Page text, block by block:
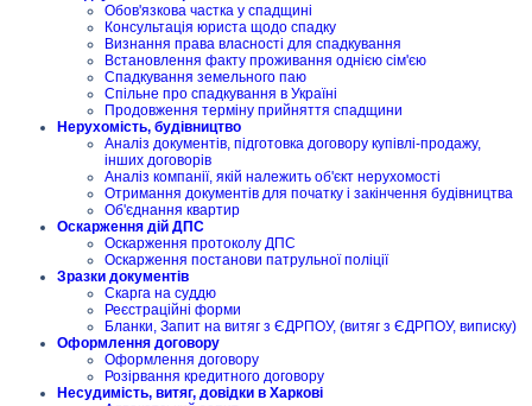
Обов'язкова частка у спадщині
Консультація юриста щодо спадку
Визнання права власності для спадкування
Встановлення факту проживання однією сім'єю
Спадкування земельного паю
Спільне про спадкування в Україні
Продовження терміну прийняття спадщини
Нерухомість, будівництво
Аналіз документів, підготовка договору купівлі-продажу,
інших договорів
Аналіз компанії, якій належить об'єкт нерухомості
Отримання документів для початку і закінчення будівництва
Об'єднання квартир
Оскарження дій ДПС
Оскарження протоколу ДПС
Оскарження постанови патрульної поліції
Зразки документів
Скарга на суддю
Реєстраційні форми
Бланки, Запит на витяг з ЄДРПОУ, (витяг з ЄДРПОУ, виписку)
Оформлення договору
Оформлення договору
Розірвання кредитного договору
Несудимість, витяг, довідки в Харкові